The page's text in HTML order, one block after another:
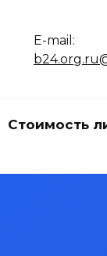
E-mail:
Стоимость